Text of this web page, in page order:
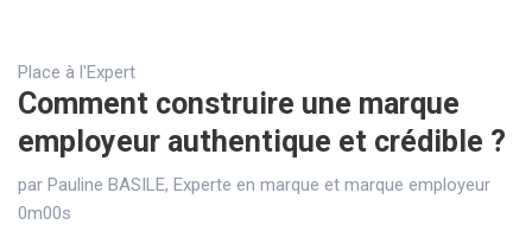
Place à l'Expert
Comment construire une marque
employeur authentique et crédible ?
par Pauline BASILE, Experte en marque et marque employeur
0m00s